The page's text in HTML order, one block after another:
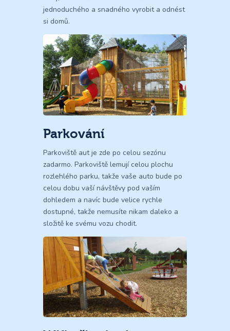
jednoduchého a snadného vyrobit a odnést
si domů.
Parkování
Parkoviště aut je zde po celou sezónu
zadarmo. Parkoviště lemují celou plochu
rozlehlého parku, takže vaše auto bude po
celou dobu vaší návštěvy pod vaším
dohledem a navíc bude velice rychle
dostupné, takže nemusíte nikam daleko a
složitě ke svému vozu chodit.